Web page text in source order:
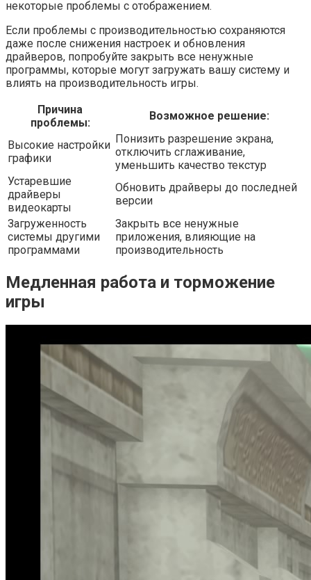
некоторые проблемы с отображением.
Если проблемы с производительностью сохраняются
даже после снижения настроек и обновления
драйверов, попробуйте закрыть все ненужные
программы, которые могут загружать вашу систему и
влиять на производительность игры.
Причина
проблемы:
Возможное решение:
Высокие настройки
графики
Понизить разрешение экрана,
отключить сглаживание,
уменьшить качество текстур
Устаревшие
драйверы
видеокарты
Обновить драйверы до последней
версии
Загруженность
системы другими
программами
Закрыть все ненужные
приложения, влияющие на
производительность
Медленная работа и торможение
игры